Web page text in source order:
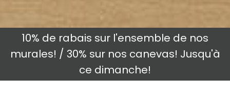
10% de rabais sur l'ensemble de nos
murales! / 30% sur nos canevas! Jusqu'à
ce dimanche!